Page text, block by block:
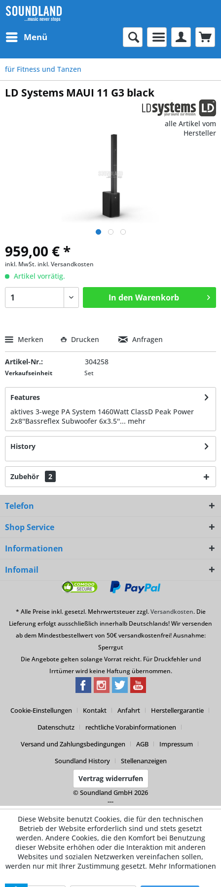
Menü
für Fitness und Tanzen
LD Systems MAUI 11 G3 black
alle Artikel vom
Hersteller
959,00 € *
inkl. MwSt. inkl. Versandkosten
Artikel vorrätig.
In den Warenkorb
Merken Drucken Anfragen
Artikel-Nr.: 304258
Verkaufseinheit Set
Features
aktives 3-wege PA System 1460Watt ClassD Peak Power
2x8''Bassreflex Subwoofer 6x3.5''... mehr
History
Zubehör 2
Telefon
Shop Service
Informationen
Infomail
* Alle Preise inkl. gesetzl. Mehrwertsteuer zzgl.Versandkosten. Die
Lieferung erfolgt ausschließlich innerhalb Deutschlands! Wir versenden
ab dem Mindestbestellwert von 50€ versandkostenfrei! Ausnahme:
Sperrgut
Die Angebote gelten solange Vorrat reicht. Für Druckfehler und
Irrtümer wird keine Haftung übernommen.
Cookie-Einstellungen Kontakt Anfahrt
Herstellergarantie
Datenschutz
rechtliche Vorabinformationen
Versand und Zahlungsbedingungen
AGB
Impressum
Soundland History
Stellenanzeigen
Vertrag widerrufen
© Soundland GmbH 2026
---
Diese Website benutzt Cookies, die für den technischen
Betrieb der Website erforderlich sind und stets gesetzt
werden. Andere Cookies, die den Komfort bei Benutzung
dieser Website erhöhen oder die Interaktion mit anderen
Websites und sozialen Netzwerken vereinfachen sollen,
werden nur mit Ihrer Zustimmung gesetzt. Mehr Informationen